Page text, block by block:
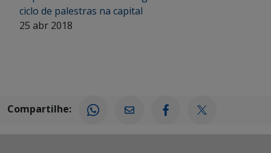
ciclo de palestras na capital
25 abr 2018
Compartilhe: